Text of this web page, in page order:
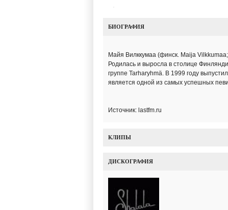
БИОГРАФИЯ
Майя Вилккумаа (финск. Maija
Родилась и выросла в столице
группе Tarharyhmä. В 1999 году
является одной из самых успешных
Источник: lastfm.ru
КЛИПЫ
ДИСКОГРАФИЯ